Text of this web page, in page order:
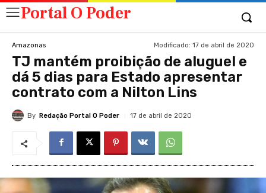
Portal O Poder
Amazonas Modificado: 17 de abril de 2020
TJ mantém proibição de aluguel e
dá 5 dias para Estado apresentar
contrato com a Nilton Lins
By Redação Portal O Poder 17 de abril de 2020